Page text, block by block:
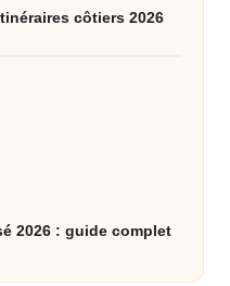
côtiers 2026
2026 : guide complet